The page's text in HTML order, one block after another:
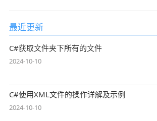
最近更新
C#获取文件夹下所有的文件
2024-10-10
C#使用XML文件的操作详解及示例
2024-10-10